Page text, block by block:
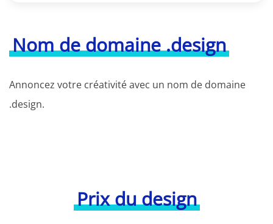
Nom de domaine .design
Annoncez votre créativité avec un nom de domaine
.design.
Prix du design